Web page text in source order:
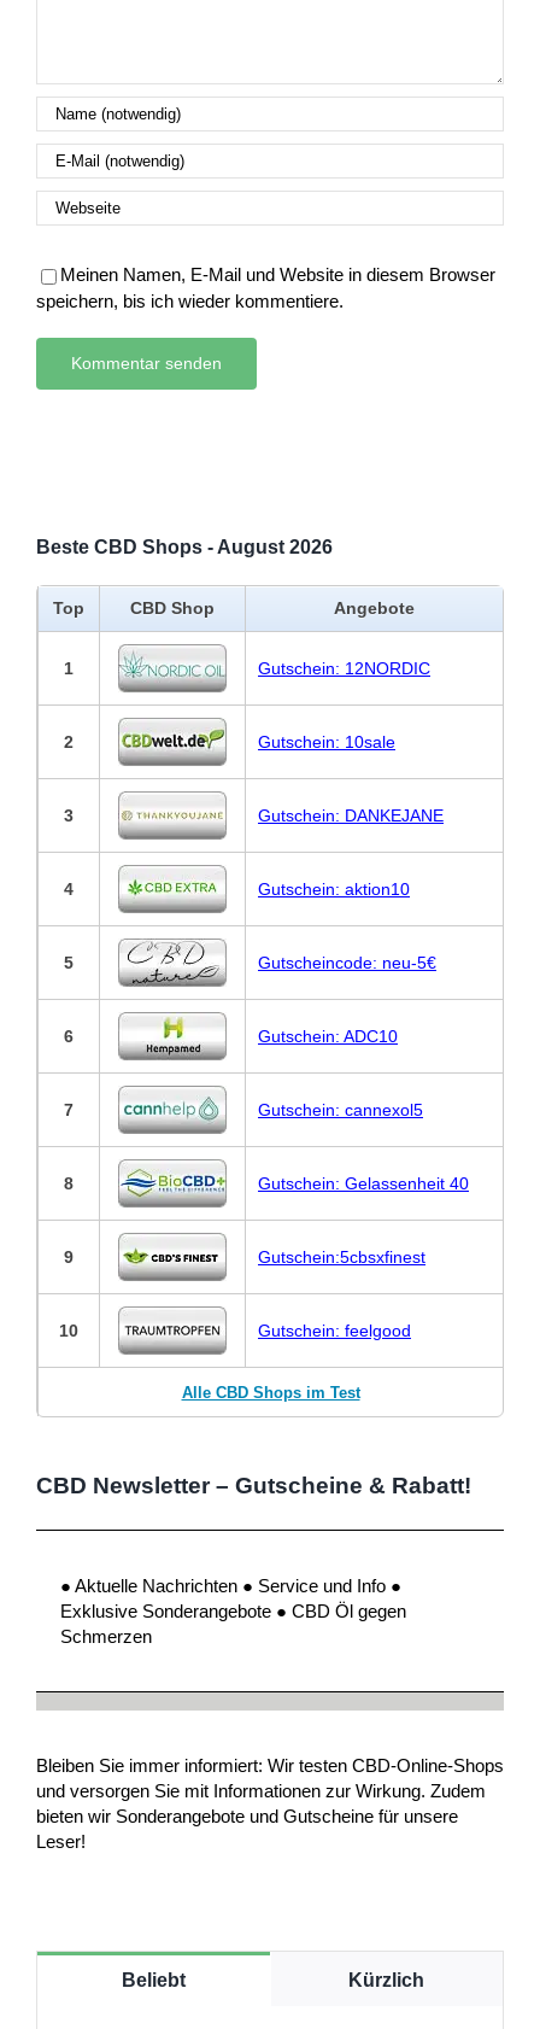
Meinen Namen, E-Mail und Website in diesem Browser
speichern, bis ich wieder kommentiere.
Beste CBD Shops - August 2026
Top CBD Shop Angebote
1 Gutschein: 12NORDIC
2 Gutschein: 10sale
3 Gutschein: DANKEJANE
4 Gutschein: aktion10
5 Gutscheincode: neu-5€
6 Gutschein: ADC10
7 Gutschein: cannexol5
8 Gutschein: Gelassenheit 40
9 Gutschein:5cbsxfinest
10 Gutschein: feelgood
Alle CBD Shops im Test
CBD Newsletter – Gutscheine & Rabatt!
● Aktuelle Nachrichten ● Service und Info ●
Exklusive Sonderangebote ● CBD Öl gegen
Schmerzen
Bleiben Sie immer informiert: Wir testen CBD-Online-Shops
und versorgen Sie mit Informationen zur Wirkung. Zudem
bieten wir Sonderangebote und Gutscheine für unsere
Leser!
Beliebt Kürzlich